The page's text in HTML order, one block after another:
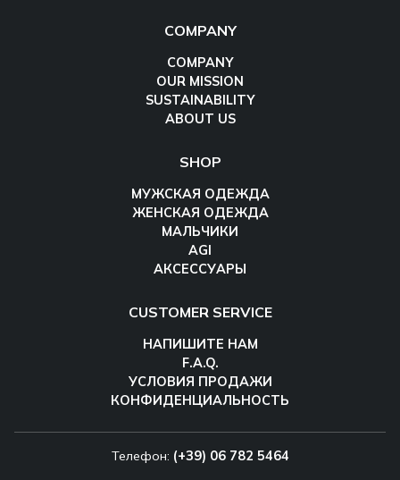
COMPANY
COMPANY
OUR MISSION
SUSTAINABILITY
ABOUT US
SHOP
МУЖСКАЯ ОДЕЖДА
ЖЕНСКАЯ ОДЕЖДА
МАЛЬЧИКИ
AGI
АКСЕССУАРЫ
CUSTOMER SERVICE
НАПИШИТЕ НАМ
F.A.Q.
УСЛОВИЯ ПРОДАЖИ
КОНФИДЕНЦИАЛЬНОСТЬ
Телефон: (+39) 06 782 5464